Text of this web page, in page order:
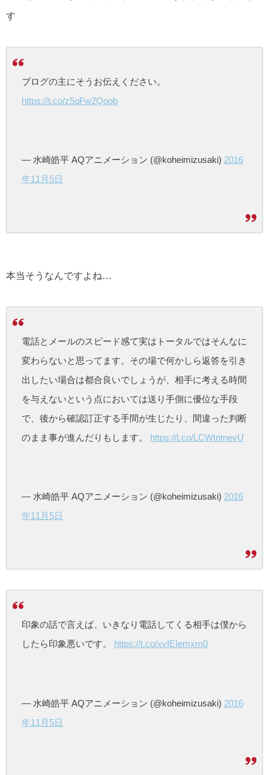
す
ブログの主にそうお伝えください。
https://t.co/z5qFw2Qoob
— 水崎皓平 AQアニメーション (@koheimizusaki) 2016
年11月5日
本当そうなんですよね…
電話とメールのスピード感て実はトータルではそんなに
変わらないと思ってます。その場で何かしら返答を引き
出したい場合は都合良いでしょうが、相手に考える時間
を与えないという点においては送り手側に優位な手段
で、後から確認訂正する手間が生じたり、間違った判断
のまま事が進んだりもします。 https://t.co/LCWtntnevU
— 水崎皓平 AQアニメーション (@koheimizusaki) 2016
年11月5日
印象の話で言えば、いきなり電話してくる相手は僕から
したら印象悪いです。 https://t.co/xvIEIemxm0
— 水崎皓平 AQアニメーション (@koheimizusaki) 2016
年11月5日